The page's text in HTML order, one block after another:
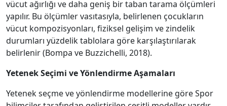
vücut ağırlığı ve daha geniş bir taban tarama ölçümleri
yapılır. Bu ölçümler vasıtasıyla, belirlenen çocukların
vücut kompozisyonları, fiziksel gelişim ve zindelik
durumları yüzdelik tablolara göre karşılaştırılarak
belirlenir (Bompa ve Buzzichelli, 2018).
Yetenek Seçimi ve Yönlendirme Aşamaları
Yetenek seçme ve yönlendirme modellerine göre Spor